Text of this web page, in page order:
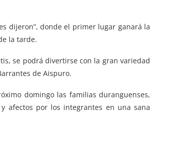
dijeron”, donde el primer lugar ganará la
la tarde.
se podrá divertirse con la gran variedad
de Aispuro.
domingo las familias duranguenses,
afectos por los integrantes en una sana